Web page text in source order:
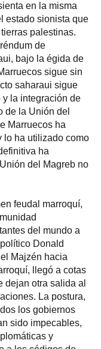
en la misma
estado sionista que
palestinas.
de
bajo la égida de
sigue sin
saharaui sigue
la integración de
de la Unión del
Marruecos ha
lo ha utilizado como
ha
del Magreb no
feudal marroquí,
del mundo a
Donald
Majzén hacia
llegó a cotas
dejan otra salida al
La postura,
los gobiernos
sido impecables,
y